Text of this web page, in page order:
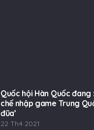
Quốc hội Hàn Quốc
chế nhập game Trung
đũa’
22 Th4 2021